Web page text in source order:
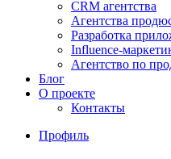
CRM агентства
Агентства
Разработка
Influence-
Агентство по
Блог
О проекте
Контакты
Профиль